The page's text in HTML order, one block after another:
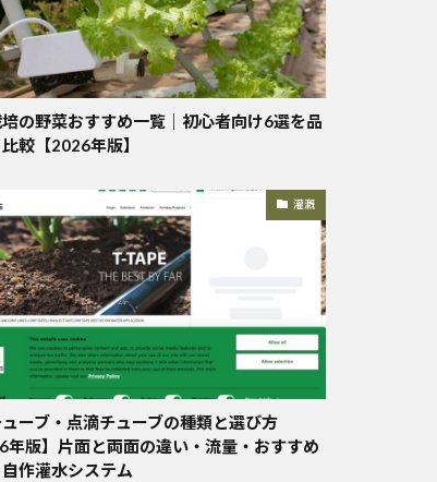
の野菜おすすめ一覧｜初心者向け6選を品
較【2026年版】
灌漑
ーブ・点滴チューブの種類と選び方
年版】片面と両面の違い・流量・おすすめ
作灌水システム